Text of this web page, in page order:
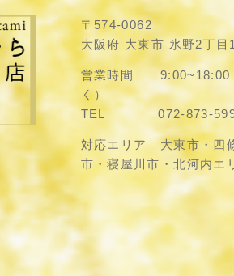
〒574-0062
大阪府 大東市 氷野2丁目
営業時間 9:00~18:00
く）
TEL 072-873-
対応エリア 大東市・四
市・寝屋川市・北河内エ